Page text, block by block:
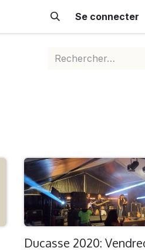
Se connecter
Ducasse 2020: